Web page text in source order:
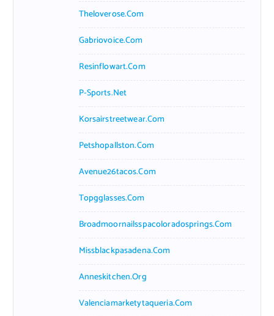
Theloverose.com
Gabriovoice.com
Resinflowart.com
P-Sports.net
Korsairstreetwear.com
Petshopallston.com
Avenue26tacos.com
Topgglasses.com
Broadmoornailsspacoloradosprings.com
Missblackpasadena.com
Anneskitchen.org
Valenciamarketytaqueria.com